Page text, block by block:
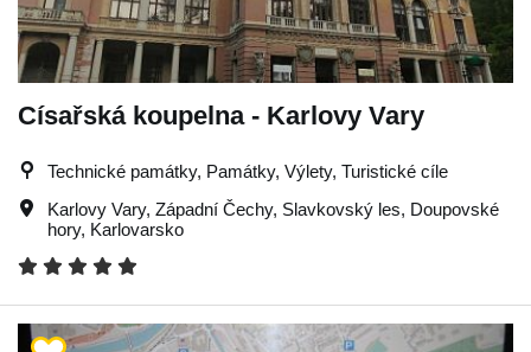
Císařská koupelna - Karlovy Vary
Technické památky, Památky, Výlety, Turistické cíle
Karlovy Vary, Západní Čechy, Slavkovský les, Doupovské
hory, Karlovarsko